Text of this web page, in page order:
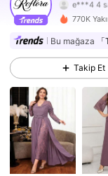
y***9
4,76
81K
4,76 81K
4,76 81K
770K
Bu mağaza
Takip Et